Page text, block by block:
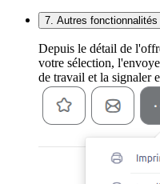
7. Autres fonctionnalités
Depuis le détail de
votre sélection,
de travail et la signaler